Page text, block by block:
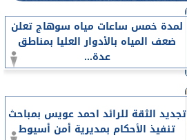
لمدة خمس ساعات مياه سوهاج تعلن
ضعف المياه بالأدوار العليا بمناطق
عدة...
تجديد الثقة للرائد احمد عويس بمباحث
تنفيذ الأحكام بمديرية أمن أسيوط